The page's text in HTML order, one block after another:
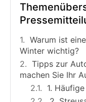
Warum ist
Winter wichtig?
Tipps zur
machen Sie Ihr
1.